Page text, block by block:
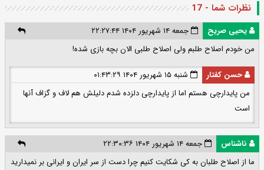
نظرات شما - 17
یحیی صریح
جمعه ۱۴ شهریور ۱۴۰۴ ۲۲:۲۷:۴۴
من خودم اصلاح طلبم ولی اصلاح طلبی الان بچه بازی شده!
حسن کفتار
شنبه ۱۵ شهریور ۱۴۰۴ ۰۱:۴۳:۲۹
من پایدارچی هستم اما از پایدارچی دلزده شدم دلیلش هم لاف و گزاف آنها
است
ناشناس
جمعه ۱۴ شهریور ۱۴۰۴ ۲۲:۳۰:۳۶
ما از اصلاح طلبان به کی شکایت کنیم چرا دست از سر ایران و ایرانی بر نمیدارید